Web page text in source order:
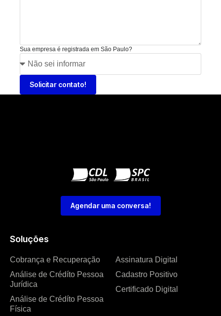
Sua empresa é registrada em São Paulo?
Solicitar contato!
Soluções
Cobrança e Recuperação
Análise de Crédíto Pessoa
Jurídica
Análise de Crédíto Pessoa
Física
Assinatura Digital
Cadastro Positivo
Certificado Digital
Agendar uma conversa!